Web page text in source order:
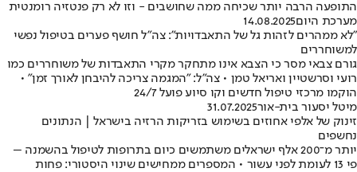
התופעה הרבה יותר שכיחה ממה שחושבים - וזו לא רק פנטזיה רומנטית
מערכת היום14.08.2025
"לא ממהרים לזהות גל של התאבדויות": צה"ל חושף פערים בטיפול נפשי
למשוחררים
גורם צבאי מסר כי הצבא אינו מתחקר מקרי התאבדות של משוחררים כמו
רועי וסרשטיין ואריאל טמן • צה"ל: "המגמה צריכה להיבחן לאורך זמן" •
הוקמו מרכזי טיפול חדשים וקו סיוע פועל 24/7
מיטל יסעור בית-אור31.07.2025
זינוק של אלפי אחוזים בשימוש בזריקות הרזיה בישראל | הנתונים
נחשפים
יותר מ־200 אלף ישראלים משתמשים כיום בתרופות לטיפול בהשמנה –
פי 13 לעומת לפני עשור • המספרים ממחישים שינוי היסטורי: פחות